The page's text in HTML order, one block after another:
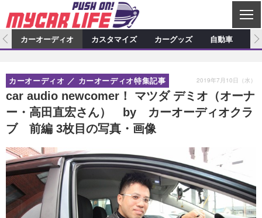
C
L
S
E
カーオーディオ
プロショップ検索 ショップ訪問記
カーオーディオニュース デモカー製作記
その他
カスタマイズ特集記事 カスタマイズ新製品情報
カスタマイズニュース
カーグッズ
カーグッズ特集記事 カーグッズ新製品情報
カーグッズニュース
自動車
スクープ
カーオーディオ カスタマイズ カーグッズ 自動車
car audio newcomer！ マツダ デミオ（オーナ
ー・高田直宏さん） by カーオーディオクラ
ブ 前編 3枚目の写真・画像
カーオーディオ カーオーディオ特集記事 2019年7月10日（水）